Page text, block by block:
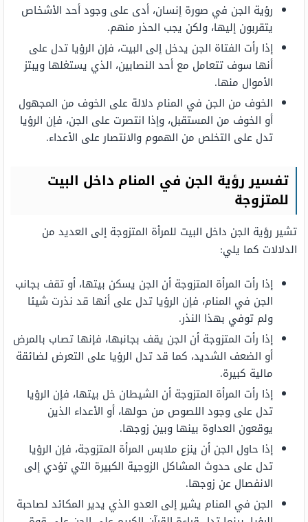
رؤية الجن في صورة إنسان، أدى على وجود أحد الأشخاص
يتقربون إليها، ولكن يجب الحذر منهم.
إذا رأت الفتاة الجن يدخل إلى البيت، فإن الرؤيا تدل على
أنها سوف تتعامل مع أحد النصابين، الذي يستغلها ويبتز
الأموال منها.
الخوف من الجن في المنام دلالة على الخوف من المجهول
أو الخوف من المستقبل، وإذا انتصرت على الجن، فإن الرؤيا
تدل على التخلص من الهموم والانتصار على الأعداء.
تفسير رؤية الجن في المنام داخل البيت
للمتزوجة
تشير رؤية الجن داخل البيت للمرأة المتزوجة إلى العديد من
الدلالات كما يلي:
إذا رأت المرأة المتزوجة أن الجن يسكن بيتها، أو تقف بجانب
الجن في المنام، فإن الرؤيا تدل على أنها قد نذرت شيئا
ولم توفي بهذا النذر.
إذا رأت المتزوجة أن الجن يقف بجانبها، فإنها تصاب بالمرض
أو الضعف الشديد، كما قد تدل الرؤيا على التعرض لضائقة
مالية كبيرة.
إذا رأت المرأة المتزوجة أن الشيطان خل بيتها، فإن الرؤيا
تدل على وجود اللصوص من حولها، أو الأعداء الذين
يوقعون العداوة بينها وبين زوجها.
إذا حاول الجن أن ينزع ملابس المرأة المتزوجة، فإن الرؤيا
تدل على حدوث المشاكل الزوجية الكبيرة التي تؤدي إلى
الانفصال عن زوجها.
الجن في المنام يشير إلى العدو الذي يدير المكائد لصاحبة